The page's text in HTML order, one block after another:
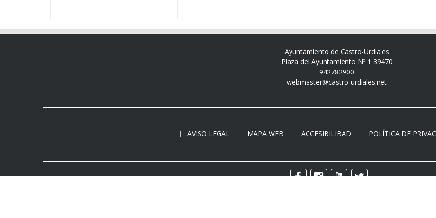
Ayuntamiento de Castro-Urdiales
Plaza del Ayuntamiento Nº 1 39470
942782900
webmaster@castro-urdiales.net
AVISO LEGAL MAPA WEB ACCESIBILIBAD POLÍTICA DE